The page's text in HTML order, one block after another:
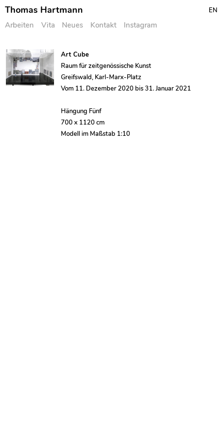
Skip
content
Thomas Hartmann
Arbeiten Vita Neues Kontakt Instagram
EN
Art Cube
Raum für zeitgenössische Kunst
Greifswald, Karl-Marx-Platz
Vom 11. Dezember 2020 bis 31. Januar 2021
Hängung Fünf
700 x 1120 cm
Modell im Maßstab 1:10